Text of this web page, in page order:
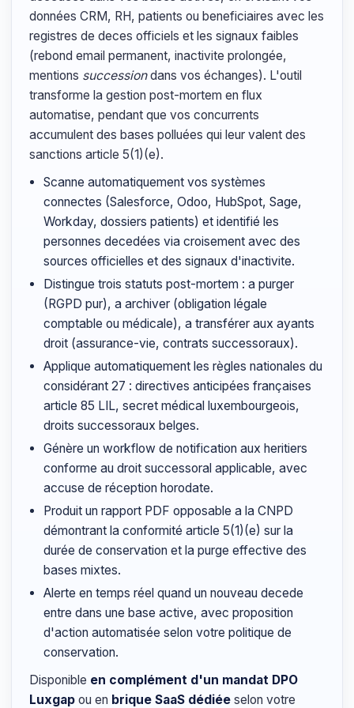
données CRM, RH, patients ou beneficiaires avec les
registres de deces officiels et les signaux faibles
(rebond email permanent, inactivite prolongée,
mentions successiondans vos échanges). L'outil
transforme la gestion post-mortem en flux
automatise, pendant que vos concurrents
accumulent des bases polluées qui leur valent des
sanctions article 5(1)(e).
Scanne automatiquement vos systèmes
connectes (Salesforce, Odoo, HubSpot, Sage,
Workday, dossiers patients) et identifié les
personnes decedées via croisement avec des
sources officielles et des signaux d'inactivite.
Distingue trois statuts post-mortem : a purger
(RGPD pur), a archiver (obligation légale
comptable ou médicale), a transférer aux ayants
droit (assurance-vie, contrats successoraux).
Applique automatiquement les règles nationales du
considérant 27 : directives anticipées françaises
article 85 LIL, secret médical luxembourgeois,
droits successoraux belges.
Génère un workflow de notification aux heritiers
conforme au droit successoral applicable, avec
accuse de réception horodate.
Produit un rapport PDF opposable a la CNPD
démontrant la conformité article 5(1)(e) sur la
durée de conservation et la purge effective des
bases mixtes.
Alerte en temps réel quand un nouveau decede
entre dans une base active, avec proposition
d'action automatisée selon votre politique de
conservation.
Disponible en complément d'un mandat DPO
Luxgap ou en brique SaaS dédiée selon votre